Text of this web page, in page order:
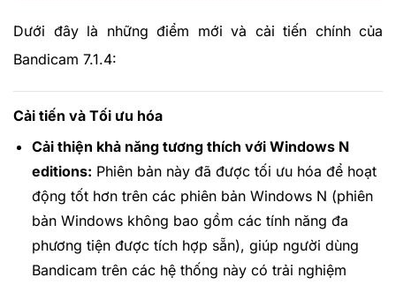
Dưới đây là những điểm mới và cải tiến chính của
Bandicam 7.1.4:
Cải tiến và Tối ưu hóa
Cải thiện khả năng tương thích với Windows N
editions: Phiên bản này đã được tối ưu hóa để hoạt
động tốt hơn trên các phiên bản Windows N (phiên
bản Windows không bao gồm các tính năng đa
phương tiện được tích hợp sẵn), giúp người dùng
Bandicam trên các hệ thống này có trải nghiệm